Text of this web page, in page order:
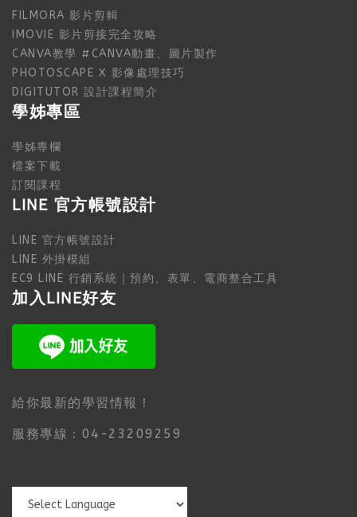
FILMORA 影片剪輯
IMOVIE 影片剪接完全攻略
CANVA教學 #CANVA動畫、圖片製作
PHOTOSCAPE X 影像處理技巧
DIGITUTOR 設計課程簡介
學姊專區
學姊專欄
檔案下載
訂閱課程
LINE 官方帳號設計
LINE 官方帳號設計
LINE 外掛模組
EC9 LINE 行銷系統｜預約、表單、電商整合工具
加入LINE好友
給你最新的學習情報！
服務專線：04-23209259